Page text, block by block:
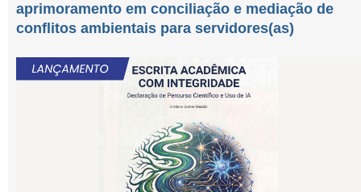
aprimoramento em conciliação e mediação de
conflitos ambientais para servidores(as)